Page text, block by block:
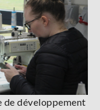
de développement